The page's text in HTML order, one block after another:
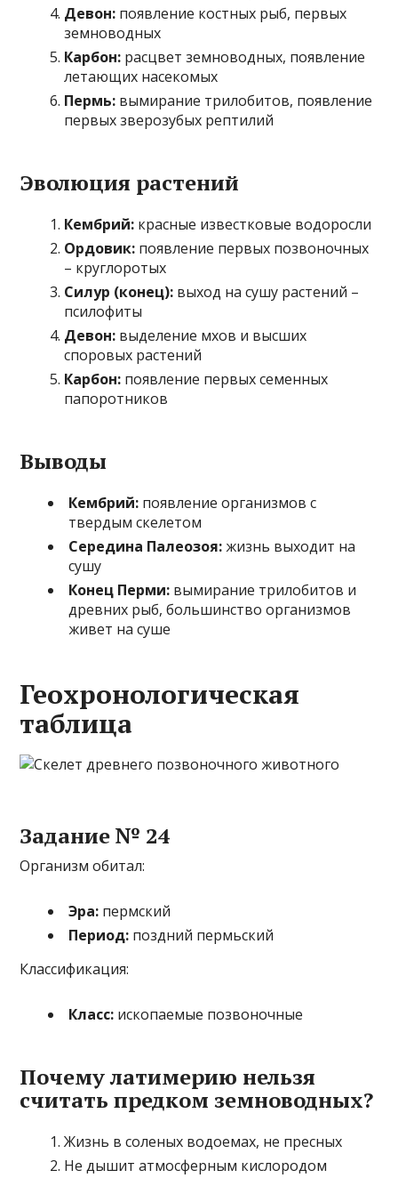
Девон: появление костных рыб, первых
земноводных
Карбон: расцвет земноводных, появление
летающих насекомых
Пермь: вымирание трилобитов, появление
первых зверозубых рептилий
Эволюция растений
Кембрий: красные известковые водоросли
Ордовик: появление первых позвоночных
– круглоротых
Силур (конец): выход на сушу растений –
псилофиты
Девон: выделение мхов и высших
споровых растений
Карбон: появление первых семенных
папоротников
Выводы
Кембрий: появление организмов с
твердым скелетом
Середина Палеозоя:жизнь выходит на
сушу
Конец Перми: вымирание трилобитов и
древних рыб, большинство организмов
живет на суше
Геохронологическая
таблица
Задание № 24
Организм обитал:
Эра: пермский
Период: поздний пермьский
Классификация:
Класс: ископаемые позвоночные
Почему латимерию нельзя
считать предком земноводных?
Жизнь в соленых водоемах, не пресных
Не дышит атмосферным кислородом